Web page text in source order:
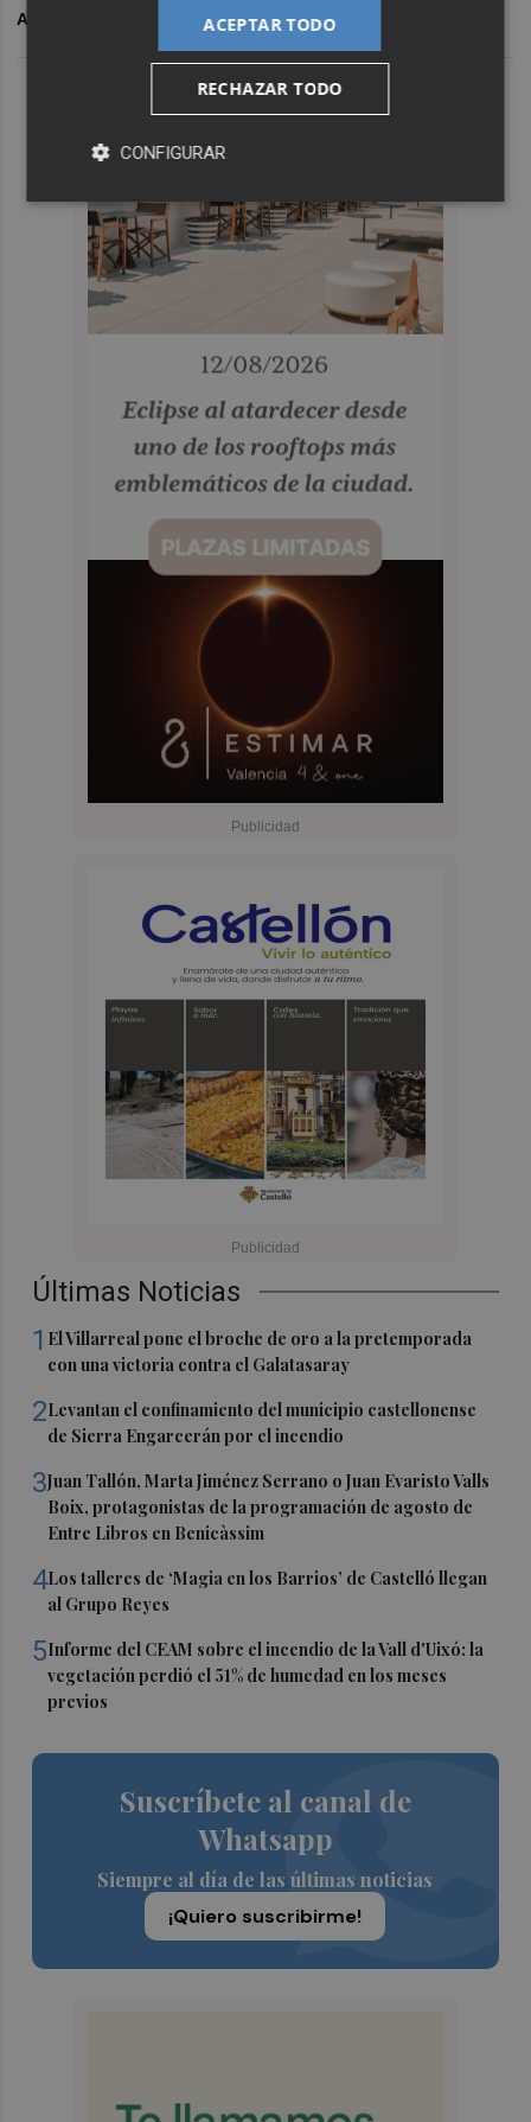
Últimas Noticias
1 El Villarreal pone el broche de oro a la pretemporada
con una victoria contra el Galatasaray
2Levantan el confinamiento del municipio castellonense
de Sierra Engarcerán por el incendio
3Juan Tallón, Marta Jiménez Serrano o Juan Evaristo Valls
Boix, protagonistas de la programación de agosto de
Entre Libros en Benicàssim
4Los talleres de ‘Magia en los Barrios’ de Castelló llegan
al Grupo Reyes
5Informe del CEAM sobre el incendio de la Vall d'Uixó: la
vegetación perdió el 51% de humedad en los meses
previos
Suscríbete al canal de
Whatsapp
Siempre al día de las últimas noticias
¡Quiero suscribirme!
ARCHIVADO EN COMPROMIS PER CASTELLÓ
ACEPTAR TODO
RECHAZAR TODO
CONFIGURAR